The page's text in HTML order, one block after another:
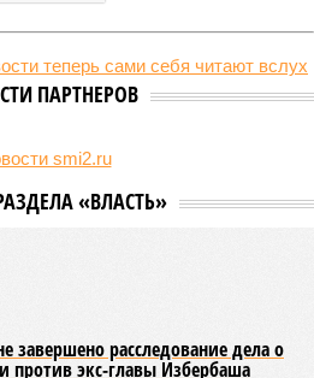
ПАРТНЕРОВ
smi2.ru
«ВЛАСТЬ»
завершено расследование дела о
против экс-главы Избербаша